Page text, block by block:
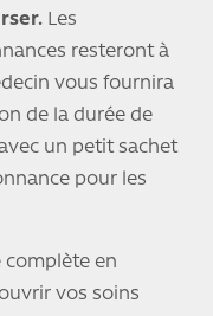
Les
resteront à
vous fournira
de la durée de
un petit sachet
pour les
complète en
vos soins